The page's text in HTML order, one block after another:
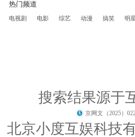
热门频道
电视剧 电影 综艺 动漫 搞笑 明
搜索结果源于
京网文（2025）
北京小度互娱科技